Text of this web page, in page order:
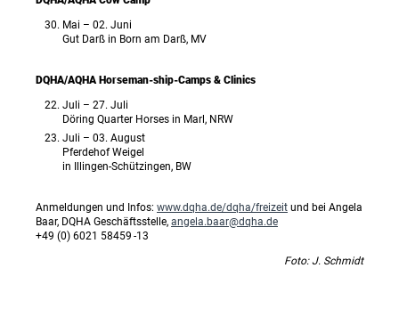
Mai – 02. Juni
Gut Darß in Born am Darß, MV
DQHA/AQHA Horseman-ship-Camps & Clinics
Juli – 27. Juli
Döring Quarter Horses in Marl, NRW
Juli – 03. August
Pferdehof Weigel
in Illingen-Schützingen, BW
Anmeldungen und Infos: www.dqha.de/dqha/freizeit und bei Angela
Baar, DQHA Geschäftsstelle, angela.baar@dqha.de
+49 (0) 6021 58459 -13
Foto: J. Schmidt